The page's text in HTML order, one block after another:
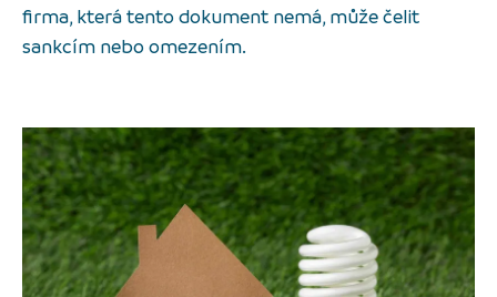
firma, která tento dokument nemá, může čelit
sankcím nebo omezením.